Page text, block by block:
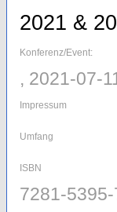
2021 &
Konferenz/Event:
, 2021-07-
Impressum
Umfang
ISBN
7281-5395-